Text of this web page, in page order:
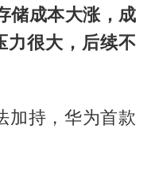
储成本大涨，成
力很大，后续不
加持，华为首款